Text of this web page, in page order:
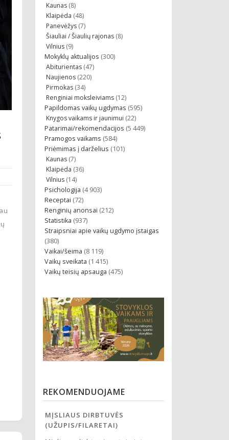
Kaunas(8)
Klaipėda (48)
Panevėžys(7)
Šiauliai / Šiaulių rajonas(8)
Vilnius(9)
Mokyklų aktualijos (300)
Abiturientas(47)
Naujienos(220)
Pirmokas(34)
Renginiai moksleiviams(12)
Papildomas vaikų ugdymas (595)
Knygos vaikams ir jaunimui (22)
Patarimai/rekomendacijos (5 449)
Pramogos vaikams (584)
Priėmimas į darželius (101)
Kaunas(7)
Klaipėda (36)
Vilnius(14)
Psichologija (4 903)
Receptai (72)
Renginių anonsai (212)
Statistika (937)
Straipsniai apie vaikų ugdymo įstaigas
(380)
Vaikai/šeima (8 119)
Vaikų sveikata (1 415)
Vaikų teisių apsauga (475)
REKOMENDUOJAME
VICHY VANDENS PARKAS
„Vichy“ vandens parko tema –